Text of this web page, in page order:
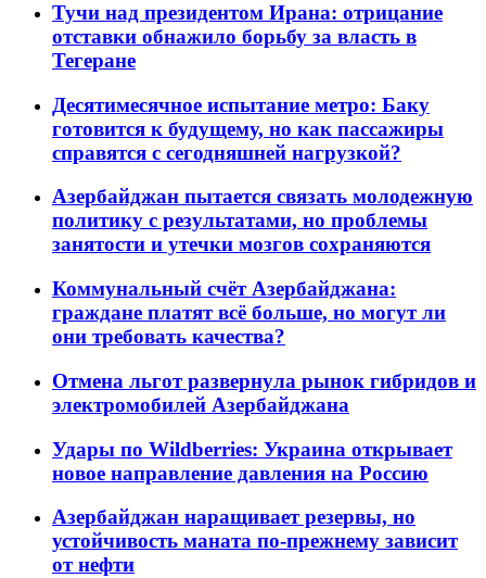
Тучи над президентом Ирана: отрицание
отставки обнажило борьбу за власть в
Тегеране
Десятимесячное испытание метро: Баку
готовится к будущему, но как пассажиры
справятся с сегодняшней нагрузкой?
Азербайджан пытается связать молодежную
политику с результатами, но проблемы
занятости и утечки мозгов сохраняются
Коммунальный счёт Азербайджана:
граждане платят всё больше, но могут ли
они требовать качества?
Отмена льгот развернула рынок гибридов и
электромобилей Азербайджана
Удары по Wildberries: Украина открывает
новое направление давления на Россию
Азербайджан наращивает резервы, но
устойчивость маната по-прежнему зависит
от нефти